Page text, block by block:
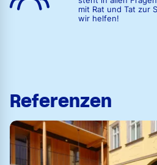
mit Rat und Tat zur
wir helfen!
Referenzen